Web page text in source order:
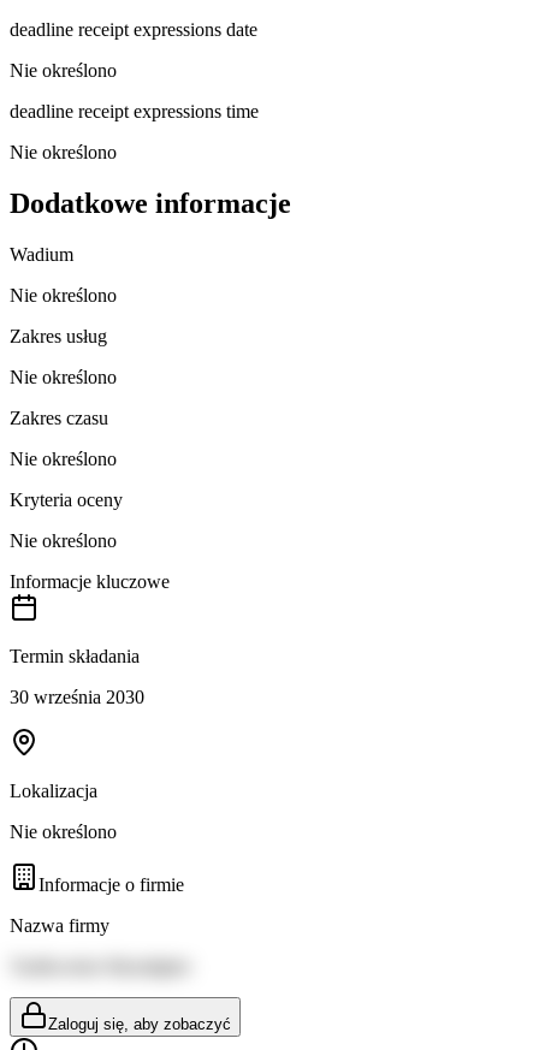
deadline receipt expressions date
Nie określono
deadline receipt expressions time
Nie określono
Dodatkowe informacje
Wadium
Nie określono
Zakres usług
Nie określono
Zakres czasu
Nie określono
Kryteria oceny
Nie określono
Informacje kluczowe
Termin składania
30 września 2030
Lokalizacja
Nie określono
Informacje o firmie
Nazwa firmy
Zaloguj się, aby zobaczyć